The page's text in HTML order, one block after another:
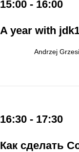
15:00 - 16:00
A year with
Andrzej
16:30 - 17:30
Как сделать